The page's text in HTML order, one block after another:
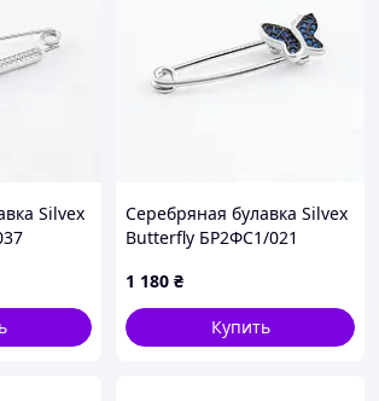
Silvex
Серебряная булавка Silvex
Butterfly БР2ФС1/021
1 180 ₴
Купить